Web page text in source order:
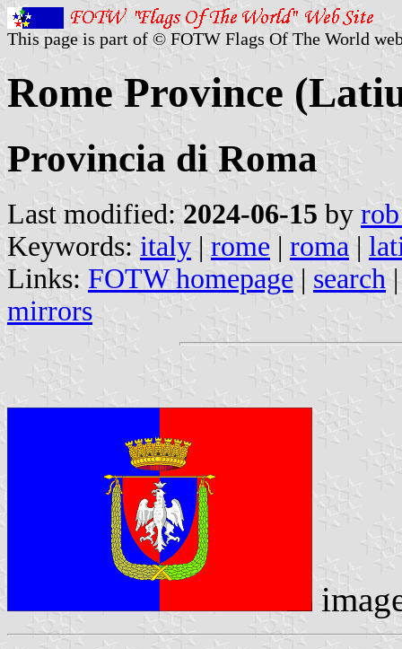
This page is part of © FOTW Flags Of The World
Rome Province
Provincia di Roma
Last modified: 2024-06-15 by
Keywords: italy | rome | roma |
Links: FOTW homepage | search
mirrors